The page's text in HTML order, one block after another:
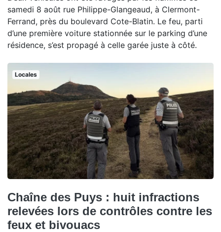
samedi 8 août rue Philippe-Glangeaud, à Clermont-
Ferrand, près du boulevard Cote-Blatin. Le feu, parti
d’une première voiture stationnée sur le parking d’une
résidence, s’est propagé à celle garée juste à côté.
Locales
Chaîne des Puys : huit infractions
relevées lors de contrôles contre les
feux et bivouacs